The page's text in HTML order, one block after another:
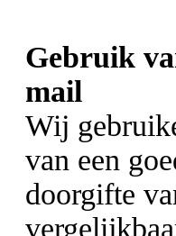
Gebruik
mail
Wij
van een
doorgifte